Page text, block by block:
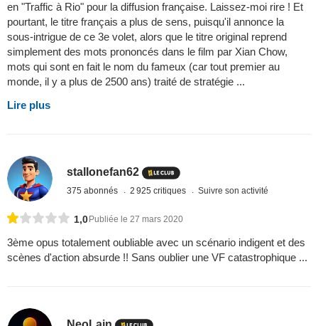
en "Traffic à Rio" pour la diffusion française. Laissez-moi rire ! Et
pourtant, le titre français a plus de sens, puisqu'il annonce la
sous-intrigue de ce 3e volet, alors que le titre original reprend
simplement des mots prononcés dans le film par Xian Chow,
mots qui sont en fait le nom du fameux (car tout premier au
monde, il y a plus de 2500 ans) traité de stratégie ...
Lire plus
stallonefan62
375 abonnés 2 925 critiques Suivre son activité
1,0 Publiée le 27 mars 2020
3ème opus totalement oubliable avec un scénario indigent et des
scènes d'action absurde !! Sans oublier une VF catastrophique ...